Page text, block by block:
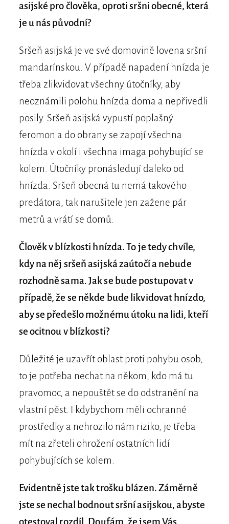
asijské pro člověka, oproti sršni obecné, která
je u nás původní?
Sršeň asijská je ve své domovině lovena sršní
mandarínskou. V případě napadení hnízda je
třeba zlikvidovat všechny útočníky, aby
neoznámili polohu hnízda doma a nepřivedli
posily. Sršeň asijská vypustí poplašný
feromon a do obrany se zapojí všechna
hnízda v okolí i všechna imaga pohybující se
kolem. Útočníky pronásledují daleko od
hnízda. Sršeň obecná tu nemá takového
predátora, tak narušitele jen zažene pár
metrů a vrátí se domů.
Člověk v blízkosti hnízda. To je tedy chvíle,
kdy na něj sršeň asijská zaútočí a nebude
rozhodně sama. Jak se bude postupovat v
případě, že se někde bude likvidovat hnízdo,
aby se předešlo možnému útoku na lidi, kteří
se ocitnou v blízkosti?
Důležité je uzavřít oblast proti pohybu osob,
to je potřeba nechat na někom, kdo má tu
pravomoc, a nepouštět se do odstranění na
vlastní pěst. I kdybychom měli ochranné
prostředky a nehrozilo nám riziko, je třeba
mít na zřeteli ohrožení ostatních lidí
pohybujících se kolem.
Evidentně jste tak trošku blázen. Záměrně
jste se nechal bodnout sršní asijskou, abyste